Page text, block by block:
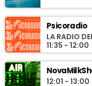
Psicoradio
LA RADIO
11:35 - 12:00
12:01 - 13:00